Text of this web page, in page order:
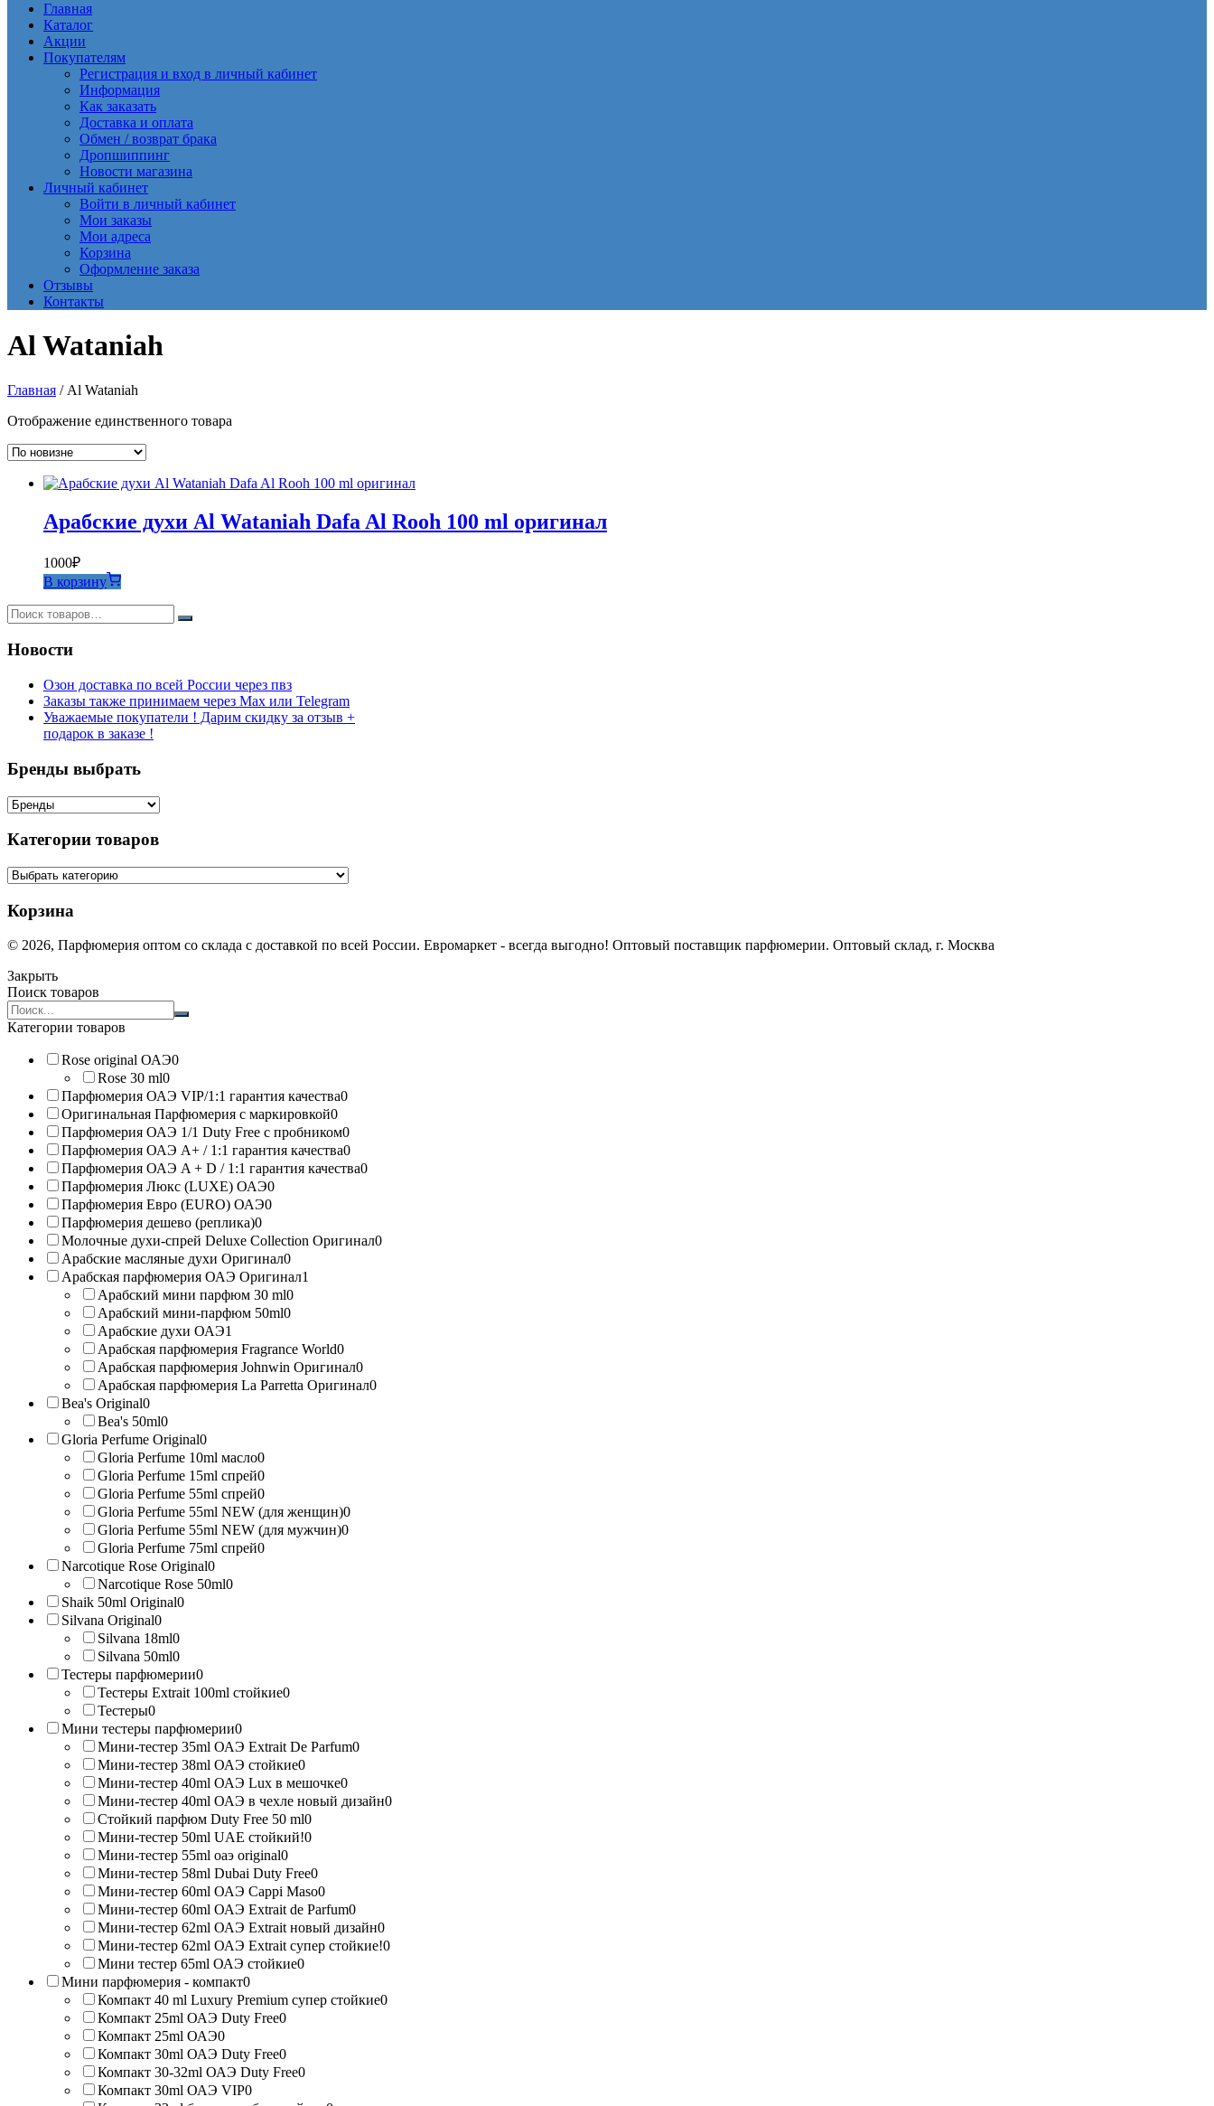
Главная
Каталог
Акции
Покупателям
Регистрация и вход в личный кабинет
Информация
Как заказать
Доставка и оплата
Обмен / возврат брака
Дропшиппинг
Новости магазина
Личный кабинет
Войти в личный кабинет
Мои заказы
Мои адреса
Корзина
Оформление заказа
Отзывы
Контакты
Al Wataniah
Главная / Al Wataniah
Отображение единственного товара
Арабские духи Al Wataniah Dafa Al Rooh 100 ml оригинал
1000₽
В корзину
Новости
Озон доставка по всей России через пвз
Заказы также принимаем через Max или Telegram
Уважаемые покупатели ! Дарим скидку за отзыв +
подарок в заказе !
Бренды выбрать
Категории товаров
Корзина
© 2026, Парфюмерия оптом со склада с доставкой по всей России. Евромаркет - всегда выгодно! Оптовый поставщик парфюмерии. Оптовый склад, г. Москва
Закрыть
Поиск товаров
Search
products:
Категории товаров
Rose original ОАЭ0
Rose 30 ml0
Парфюмерия ОАЭ VIP/1:1 гарантия качества0
Оригинальная Парфюмерия с маркировкой0
Парфюмерия ОАЭ 1/1 Duty Free с пробником0
Парфюмерия ОАЭ A+ / 1:1 гарантия качества0
Парфюмерия ОАЭ A + D / 1:1 гарантия качества0
Парфюмерия Люкс (LUXE) ОАЭ0
Парфюмерия Евро (EURO) ОАЭ0
Парфюмерия дешево (реплика)0
Молочные духи-спрей Deluxe Collection Оригинал0
Арабские масляные духи Оригинал0
Арабская парфюмерия ОАЭ Оригинал1
Арабский мини парфюм 30 ml0
Арабский мини-парфюм 50ml0
Арабские духи ОАЭ1
Арабская парфюмерия Fragrance World0
Арабская парфюмерия Johnwin Оригинал0
Арабская парфюмерия La Parretta Оригинал0
Bea's Original0
Bea's 50ml0
Gloria Perfume Original0
Gloria Perfume 10ml масло0
Gloria Perfume 15ml спрей0
Gloria Perfume 55ml спрей0
Gloria Perfume 55ml NEW (для женщин)0
Gloria Perfume 55ml NEW (для мужчин)0
Gloria Perfume 75ml спрей0
Narcotique Rose Original0
Narcotique Rose 50ml0
Shaik 50ml Original0
Silvana Original0
Silvana 18ml0
Silvana 50ml0
Тестеры парфюмерии0
Тестеры Extrait 100ml стойкие0
Тестеры0
Мини тестеры парфюмерии0
Мини-тестер 35ml ОАЭ Extrait De Parfum0
Мини-тестер 38ml ОАЭ стойкие0
Мини-тестер 40ml ОАЭ Lux в мешочке0
Мини-тестер 40ml ОАЭ в чехле новый дизайн0
Стойкий парфюм Duty Free 50 ml0
Мини-тестер 50ml UAE стойкий!0
Мини-тестер 55ml оаэ original0
Мини-тестер 58ml Dubai Duty Free0
Мини-тестер 60ml ОАЭ Cappi Maso0
Мини-тестер 60ml ОАЭ Extrait de Parfum0
Мини-тестер 62ml ОАЭ Extrait новый дизайн0
Мини-тестер 62ml ОАЭ Extrait супер стойкие!0
Мини тестер 65ml ОАЭ стойкие0
Мини парфюмерия - компакт0
Компакт 40 ml Luxury Premium супер стойкие0
Компакт 25ml ОАЭ Duty Free0
Компакт 25ml ОАЭ0
Компакт 30ml ОАЭ Duty Free0
Компакт 30-32ml ОАЭ Duty Free0
Компакт 30ml ОАЭ VIP0